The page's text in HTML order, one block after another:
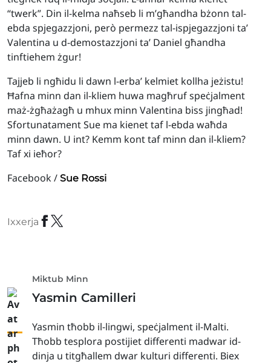
“twerk”. Din il-kelma naħseb li m’għandha bżonn tal-
ebda spjegazzjoni, però permezz tal-ispjegazzjoni ta’
Valentina u d-demostazzjoni ta’ Daniel għandha
tinftiehem żgur!
Tajjeb li ngħidu li dawn l-erba’ kelmiet kollha jeżistu!
Ħafna minn dan il-kliem huwa magħruf speċjalment
maż-żgħażagħ u mhux minn Valentina biss jingħad!
Sfortunatament Sue ma kienet taf l-ebda waħda
minn dawn. U int? Kemm kont taf minn dan il-kliem?
Taf xi ieħor?
Facebook / Sue Rossi
Ixxerja
Miktub Minn
Yasmin Camilleri
Yasmin tħobb il-lingwi, speċjalment il-Malti.
Tħobb tesplora postijiet differenti madwar id-
dinja u titgħallem dwar kulturi differenti. Biex